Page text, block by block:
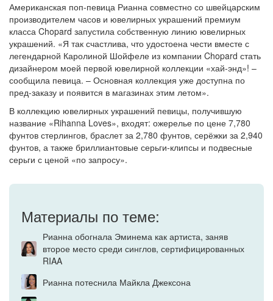
Американская поп-певица Рианна совместно со швейцарским
производителем часов и ювелирных украшений премиум
класса Chopard запустила собственную линию ювелирных
украшений. «Я так счастлива, что удостоена чести вместе с
легендарной Каролиной Шойфеле из компании Chopard стать
дизайнером моей первой ювелирной коллекции «хай-энд»! –
сообщила певица. – Основная коллекция уже доступна по
пред-заказу и появится в магазинах этим летом».
В коллекцию ювелирных украшений певицы, получившую
название «Rihanna Loves», входят: ожерелье по цене 7,780
фунтов стерлингов, браслет за 2,780 фунтов, серёжки за 2,940
фунтов, а также бриллиантовые серьги-клипсы и подвесные
серьги с ценой «по запросу».
Материалы по теме:
Рианна обогнала Эминема как артиста, заняв
второе место среди синглов, сертифицированных
RIAA
Рианна потеснила Майкла Джексона